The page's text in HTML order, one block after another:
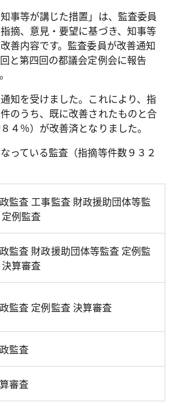
事等が講じた措置」は、監査委員
摘、意見・要望に基づき、知事等
善内容です。監査委員が改善通知
と第四回の都議会定例会に報告
知を受けました。これにより、指
のうち、既に改善されたものと合
４％）が改善済となりました。
っている監査（指摘等件数９３２
監査 工事監査 財政援助団体等監
例監査
監査 財政援助団体等監査 定例監
算審査
監査 定例監査 決算審査
監査
審査